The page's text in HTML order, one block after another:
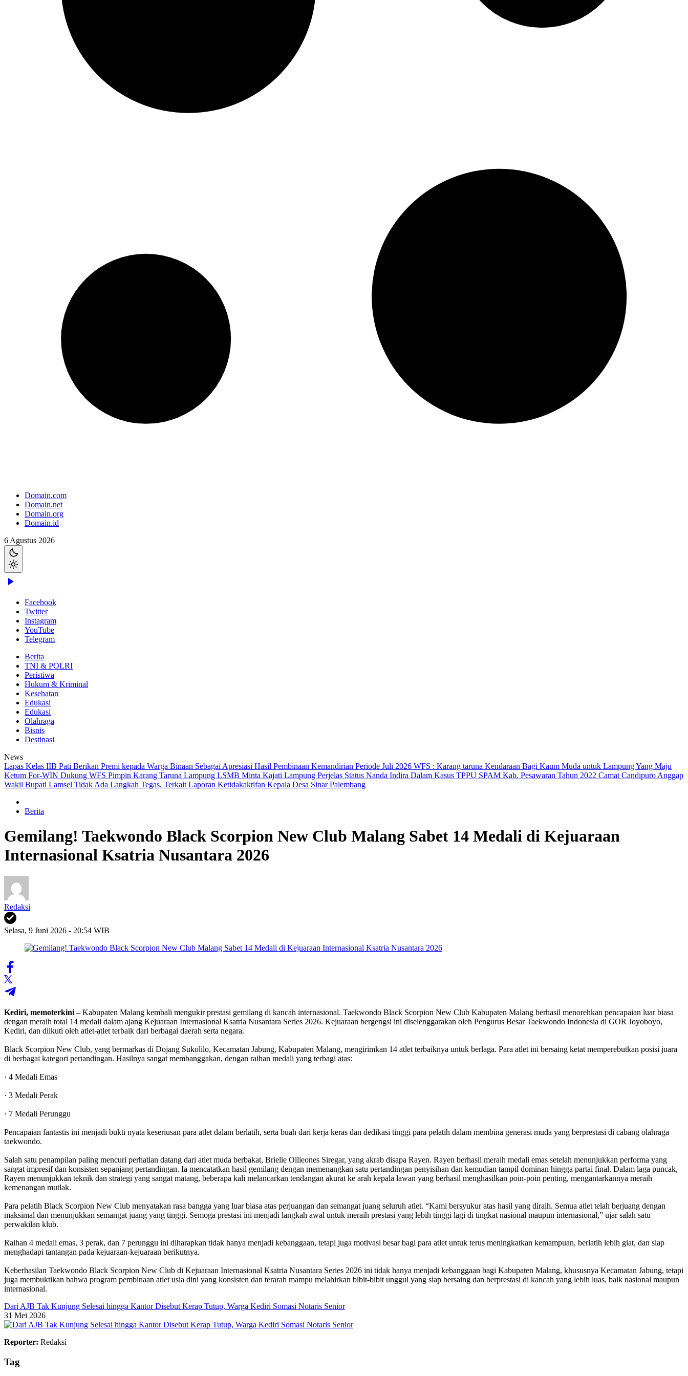
Domain.com
Domain.net
Domain.org
Domain.id
6 Agustus 2026
Facebook
Twitter
Instagram
YouTube
Telegram
Berita
TNI & POLRI
Peristiwa
Hukum & Kriminal
Kesehatan
Edukasi
Edukasi
Olahraga
Bisnis
Destinasi
News
Lapas Kelas IIB Pati Berikan Premi kepada Warga Binaan Sebagai Apresiasi Hasil Pembinaan Kemandirian Periode Juli 2026 WFS : Karang taruna Kendaraan Bagi Kaum Muda untuk Lampung Yang Maju
Ketum For-WIN Dukung WFS Pimpin Karang Taruna Lampung LSMB Minta Kajati Lampung Perjelas Status Nanda Indira Dalam Kasus TPPU SPAM Kab. Pesawaran Tahun 2022 Camat Candipuro Anggap
Wakil Bupati Lamsel Tidak Ada Langkah Tegas, Terkait Laporan Ketidakaktifan Kepala Desa Sinar Palembang
Berita
Gemilang! Taekwondo Black Scorpion New Club Malang Sabet 14 Medali di Kejuaraan
Internasional Ksatria Nusantara 2026
Redaksi
Selasa, 9 Juni 2026 - 20:54 WIB
Kediri, memoterkini – Kabupaten Malang kembali mengukir prestasi gemilang di kancah internasional. Taekwondo Black Scorpion New Club Kabupaten Malang berhasil menorehkan pencapaian luar biasa
dengan meraih total 14 medali dalam ajang Kejuaraan Internasional Ksatria Nusantara Series 2026. Kejuaraan bergengsi ini diselenggarakan oleh Pengurus Besar Taekwondo Indonesia di GOR Joyoboyo,
Kediri, dan diikuti oleh atlet-atlet terbaik dari berbagai daerah serta negara.
‎Black Scorpion New Club, yang bermarkas di Dojang Sukolilo, Kecamatan Jabung, Kabupaten Malang, mengirimkan 14 atlet terbaiknya untuk berlaga. Para atlet ini bersaing ketat memperebutkan posisi juara
di berbagai kategori pertandingan. Hasilnya sangat membanggakan, dengan raihan medali yang terbagi atas:
· ‎4 Medali Emas
· ‎3 Medali Perak
· ‎7 Medali Perunggu
‎Pencapaian fantastis ini menjadi bukti nyata keseriusan para atlet dalam berlatih, serta buah dari kerja keras dan dedikasi tinggi para pelatih dalam membina generasi muda yang berprestasi di cabang olahraga
taekwondo.
‎Salah satu penampilan paling mencuri perhatian datang dari atlet muda berbakat, Brielie Ollieones Siregar, yang akrab disapa Rayen. Rayen berhasil meraih medali emas setelah menunjukkan performa yang
sangat impresif dan konsisten sepanjang pertandingan. Ia mencatatkan hasil gemilang dengan memenangkan satu pertandingan penyisihan dan kemudian tampil dominan hingga partai final. Dalam laga puncak,
Rayen menunjukkan teknik dan strategi yang sangat matang, beberapa kali melancarkan tendangan akurat ke arah kepala lawan yang berhasil menghasilkan poin-poin penting, mengantarkannya meraih
kemenangan mutlak.
‎Para pelatih Black Scorpion New Club menyatakan rasa bangga yang luar biasa atas perjuangan dan semangat juang seluruh atlet. “Kami bersyukur atas hasil yang diraih. Semua atlet telah berjuang dengan
maksimal dan menunjukkan semangat juang yang tinggi. Semoga prestasi ini menjadi langkah awal untuk meraih prestasi yang lebih tinggi lagi di tingkat nasional maupun internasional,” ujar salah satu
perwakilan klub.
‎Raihan 4 medali emas, 3 perak, dan 7 perunggu ini diharapkan tidak hanya menjadi kebanggaan, tetapi juga motivasi besar bagi para atlet untuk terus meningkatkan kemampuan, berlatih lebih giat, dan siap
menghadapi tantangan pada kejuaraan-kejuaraan berikutnya.
‎Keberhasilan Taekwondo Black Scorpion New Club di Kejuaraan Internasional Ksatria Nusantara Series 2026 ini tidak hanya menjadi kebanggaan bagi Kabupaten Malang, khususnya Kecamatan Jabung, tetapi
juga membuktikan bahwa program pembinaan atlet usia dini yang konsisten dan terarah mampu melahirkan bibit-bibit unggul yang siap bersaing dan berprestasi di kancah yang lebih luas, baik nasional maupun
internasional.
Dari AJB Tak Kunjung Selesai hingga Kantor Disebut Kerap Tutup, Warga Kediri Somasi Notaris Senior
31 Mei 2026
Reporter: Redaksi
Tag